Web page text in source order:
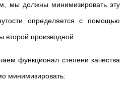
мы должны минимизировать эту
определяется с помощью
второй производной.
функционал степени качества
минимизировать: